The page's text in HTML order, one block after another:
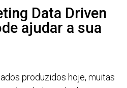
Data Driven
ajudar a sua
produzidos hoje, muitas